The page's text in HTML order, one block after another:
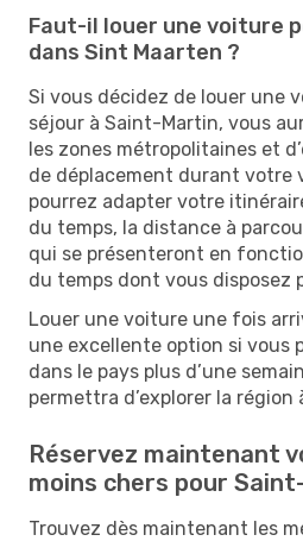
Faut-il louer une voiture
dans Sint Maarten ?
Si vous décidez de louer une
séjour à Saint-Martin, vous
les zones métropolitaines et
de déplacement durant votre
pourrez adapter votre
du temps, la distance à
qui se présenteront en
du temps dont vous disposez
Louer une voiture une fois
une excellente option si vous
dans le pays plus d’une
permettra d’explorer la
Réservez maintenant
moins chers pour
Trouvez dès maintenant les